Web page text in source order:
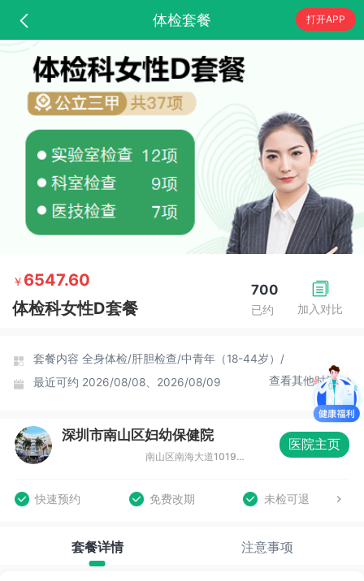
体检套餐 打开APP
加入对比
700
已约
￥ 6547.60
体检科女性D套餐
套餐内容 全身体检/肝胆检查/中青年（18-44岁）/
最近可约 2026/08/08、2026/08/09 查看其他时间
深圳市南山区妇幼保健院
南山区南海大道1019号南山医疗器械产业园A座第三层
医院主页
快速预约 免费改期 未检可退
套餐详情 注意事项